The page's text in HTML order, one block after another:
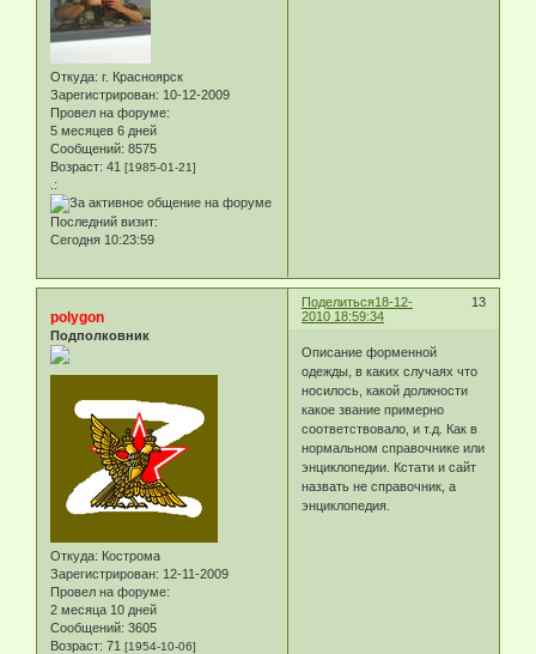
Откуда: г. Красноярск
Зарегистрирован: 10-12-2009
Провел на форуме:
5 месяцев 6 дней
Сообщений: 8575
Возраст: 41 [1985-01-21]
.:
Последний визит:
Сегодня 10:23:59
Поделиться 13
18-12-
2010 18:59:34
polygon
Подполковник
Откуда: Кострома
Зарегистрирован: 12-11-2009
Провел на форуме:
2 месяца 10 дней
Сообщений: 3605
Возраст: 71 [1954-10-06]
Описание форменной
одежды, в каких случаях что
носилось, какой должности
какое звание примерно
соответствовало, и т.д. Как в
нормальном справочнике или
энциклопедии. Кстати и сайт
назвать не справочник, а
энциклопедия.